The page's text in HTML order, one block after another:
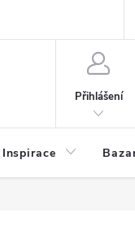
Přihlášení
Inspirace